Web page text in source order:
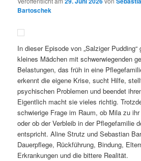
Bartoschek
In dieser Episode von „Salziger
kleines Mädchen mit schwerwiegenden
Belastungen, das früh in eine
erkennt die eigene Krise, sucht Hilfe,
psychischen Problemen und beendet
Eigentlich macht sie vieles richtig.
schwierige Frage im Raum, ob Mila zu
oder ob der Verbleib in der Pflegefamilie
entspricht. Aline Strutz und Sebastian
Dauerpflege, Rückführung, Bindung,
Erkrankungen und die bittere Realität.